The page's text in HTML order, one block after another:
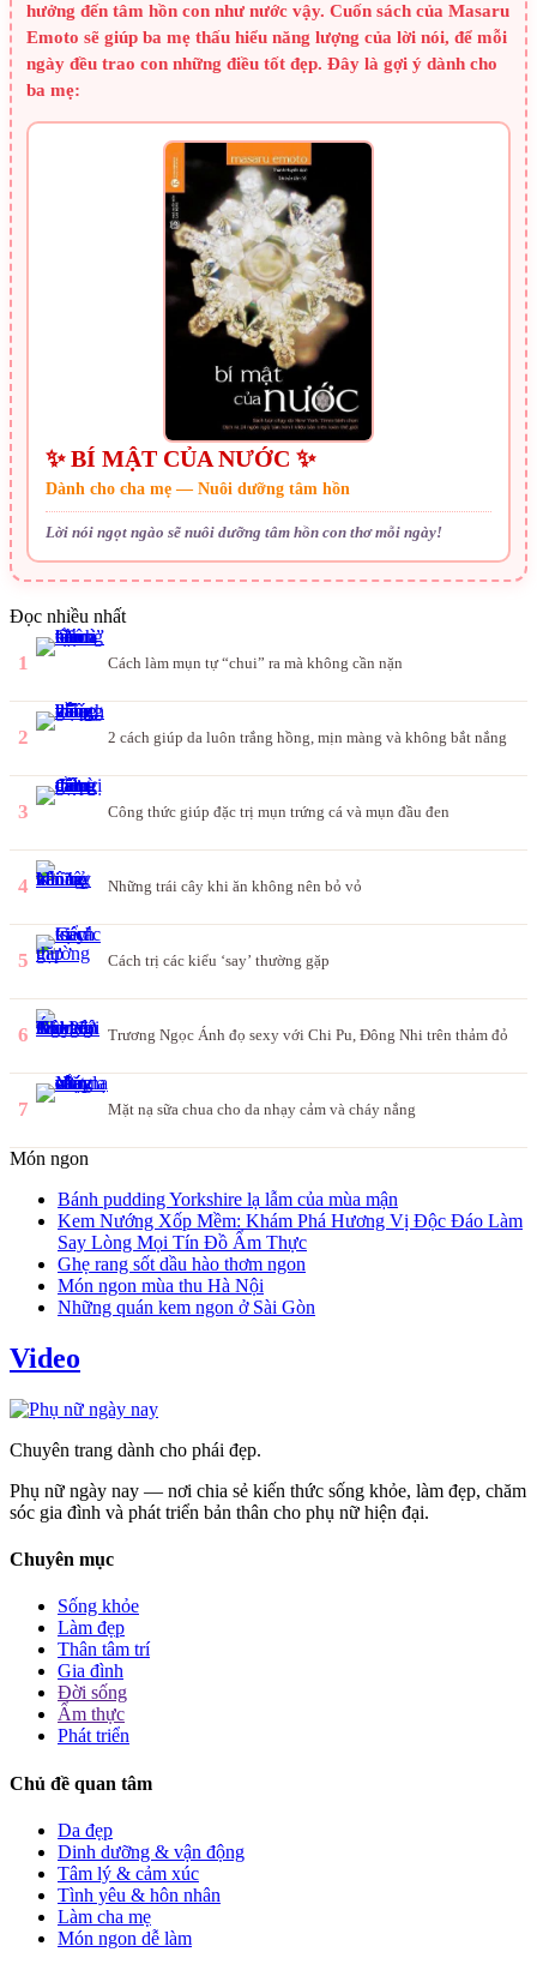
hưởng đến tâm hồn con như nước vậy. Cuốn sách của Masaru
Emoto sẽ giúp ba mẹ thấu hiểu năng lượng của lời nói, để mỗi
ngày đều trao con những điều tốt đẹp. Đây là gợi ý dành cho
ba mẹ:
✨ BÍ MẬT CỦA NƯỚC ✨
Dành cho cha mẹ — Nuôi dưỡng tâm hồn
Lời nói ngọt ngào sẽ nuôi dưỡng tâm hồn con thơ mỗi ngày!
Đọc nhiều nhất
1 Cách làm mụn tự “chui” ra mà không cần nặn
2 2 cách giúp da luôn trắng hồng, mịn màng và không bắt nắng
3 Công thức giúp đặc trị mụn trứng cá và mụn đầu đen
4 Những trái cây khi ăn không nên bỏ vỏ
5 Cách trị các kiểu ‘say’ thường gặp
6 Trương Ngọc Ánh đọ sexy với Chi Pu, Đông Nhi trên thảm đỏ
7 Mặt nạ sữa chua cho da nhạy cảm và cháy nắng
Món ngon
Bánh pudding Yorkshire lạ lẫm của mùa mận
Kem Nướng Xốp Mềm: Khám Phá Hương Vị Độc Đáo Làm
Say Lòng Mọi Tín Đồ Ẩm Thực
Ghẹ rang sốt dầu hào thơm ngon
Món ngon mùa thu Hà Nội
Những quán kem ngon ở Sài Gòn
Video
Chuyên trang dành cho phái đẹp.
Phụ nữ ngày nay — nơi chia sẻ kiến thức sống khỏe, làm đẹp, chăm
sóc gia đình và phát triển bản thân cho phụ nữ hiện đại.
Chuyên mục
Sống khỏe
Làm đẹp
Thân tâm trí
Gia đình
Đời sống
Ẩm thực
Phát triển
Chủ đề quan tâm
Da đẹp
Dinh dưỡng & vận động
Tâm lý & cảm xúc
Tình yêu & hôn nhân
Làm cha mẹ
Món ngon dễ làm